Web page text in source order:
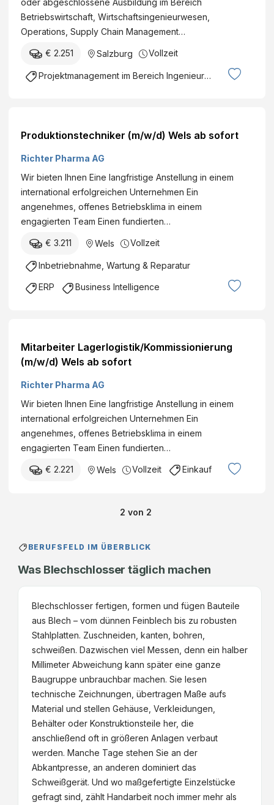
Betriebswirtschaft, Wirtschaftsingenieurwesen,
Operations, Supply Chain Management…
€ 2.251 Salzburg Vollzeit
Projektmanagement im Bereich Ingenieurswesen
Produktionstechniker (m/w/d) Wels ab sofort
Richter Pharma AG
Wir bieten Ihnen Eine langfristige Anstellung in einem
international erfolgreichen Unternehmen Ein
angenehmes, offenes Betriebsklima in einem
engagierten Team Einen fundierten…
€ 3.211 Wels Vollzeit
Inbetriebnahme, Wartung & Reparatur
ERP Business Intelligence
Mitarbeiter Lagerlogistik/Kommissionierung
(m/w/d) Wels ab sofort
Richter Pharma AG
Wir bieten Ihnen Eine langfristige Anstellung in einem
international erfolgreichen Unternehmen Ein
angenehmes, offenes Betriebsklima in einem
engagierten Team Einen fundierten…
€ 2.221 Wels Vollzeit Einkauf
2 von 2
BERUFSFELD IM ÜBERBLICK
Was Blechschlosser täglich machen
Blechschlosser fertigen, formen und fügen Bauteile
aus Blech – vom dünnen Feinblech bis zu robusten
Stahlplatten. Zuschneiden, kanten, bohren,
schweißen. Dazwischen viel Messen, denn ein halber
Millimeter Abweichung kann später eine ganze
Baugruppe unbrauchbar machen. Sie lesen
technische Zeichnungen, übertragen Maße aufs
Material und stellen Gehäuse, Verkleidungen,
Behälter oder Konstruktionsteile her, die
anschließend oft in größeren Anlagen verbaut
werden. Manche Tage stehen Sie an der
Abkantpresse, an anderen dominiert das
Schweißgerät. Und wo maßgefertigte Einzelstücke
gefragt sind, zählt Handarbeit noch immer mehr als